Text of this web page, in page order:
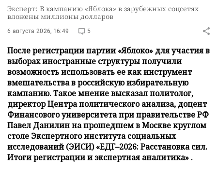
Эксперт: В кампанию «Яблока» в зарубежных соцсетях
вложены миллионы долларов
6 августа 2026, 16:49 5
После регистрации партии «Яблоко» для участия в
выборах иностранные структуры получили
возможность использовать ее как инструмент
вмешательства в российскую избирательную
кампанию. Такое мнение высказал политолог,
директор Центра политического анализа, доцент
Финансового университета при правительстве РФ
Павел Данилин на прошедшем в Москве круглом
столе Экспертного института социальных
исследований (ЭИСИ) «ЕДГ–2026: Расстановка сил.
Итоги регистрации и экспертная аналитика» .